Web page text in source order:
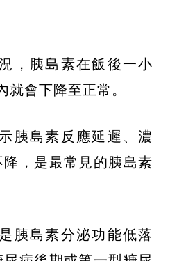
，胰島素在飯後一小
就會下降至正常。
胰島素反應延遲、濃
，是最常見的胰島素
胰島素分泌功能低落